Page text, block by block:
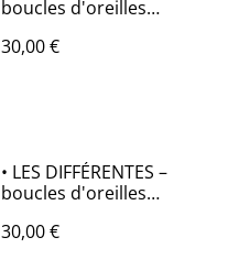
boucles d'oreilles
30,00 €
• LES DIFFÉRENTES –
boucles d'oreilles
30,00 €